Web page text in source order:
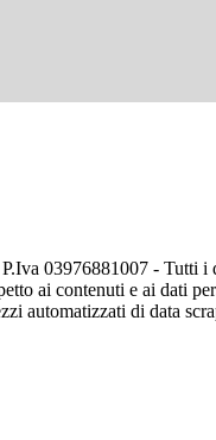
03976881007 - Tutti
ai contenuti e ai dati
automatizzati di data